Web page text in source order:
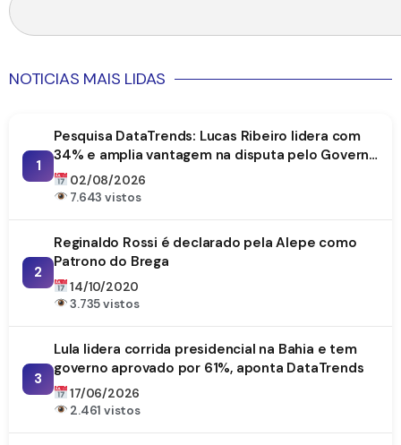
NOTICIAS MAIS LIDAS
1
Pesquisa DataTrends: Lucas Ribeiro lidera com
34% e amplia vantagem na disputa pelo Governo
da Paraíba
02/08/2026
7.643 vistos
2
Reginaldo Rossi é declarado pela Alepe como
Patrono do Brega
14/10/2020
3.735 vistos
3
Lula lidera corrida presidencial na Bahia e tem
governo aprovado por 61%, aponta DataTrends
17/06/2026
2.461 vistos